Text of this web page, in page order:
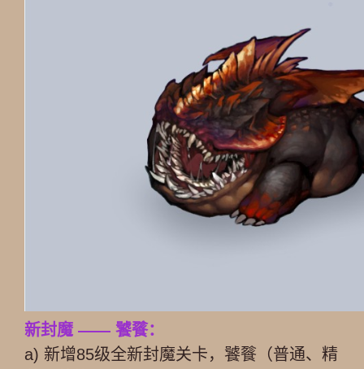
新封魔 —— 饕餮：
a) 新增85级全新封魔关卡，饕餮（普通、精